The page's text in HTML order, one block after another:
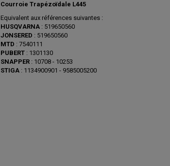
Courroie Trapézoïdale L445
Equivalent aux références suivantes :
HUSQVARNA : 519650560
JONSERED : 519650560
MTD : 7540111
PUBERT : 1301130
SNAPPER : 10708 - 10253
STIGA : 1134900901 - 9585005200